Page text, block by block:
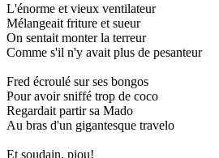
L'énorme et vieux ventilateur
Mélangeait friture et sueur
On sentait monter la terreur
Comme s'il n'y avait plus de pesanteur
Fred écroulé sur ses bongos
Pour avoir sniffé trop de coco
Regardait partir sa Mado
Au bras d'un gigantesque travelo
Et soudain, piou!